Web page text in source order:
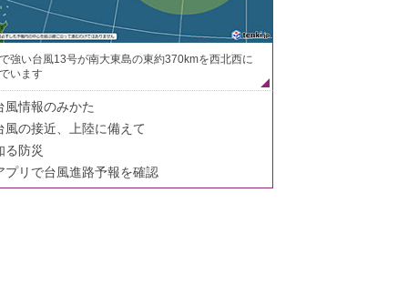
強い台風13号が南大東島の東約370kmを西北西に
います
風情報のみかた
風の接近、上陸に備えて
る防災
プリで台風進路予報を確認